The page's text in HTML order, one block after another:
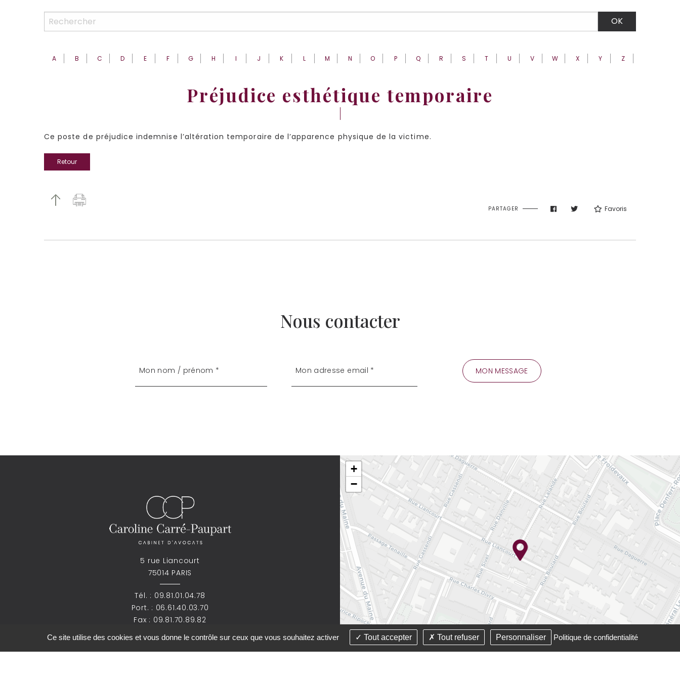
A B C D E F G H I J K L M N O P Q R S T U V W X Y Z
Préjudice esthétique temporaire
Ce poste de préjudice indemnise l’altération temporaire de l’apparence physique de la victime.
Retour
PARTAGER Favoris
Nous contacter
5 rue Liancourt
75014 PARIS
Tél. : 09.81.01.04.78
Port. : 06.61.40.03.70
Fax : 09.81.70.89.82
ccp.avocat@gmail.com
+
−
Ce site utilise des cookies et vous donne le contrôle sur ceux que vous souhaitez activer Tout accepter Tout refuser Personnaliser Politique de confidentialité